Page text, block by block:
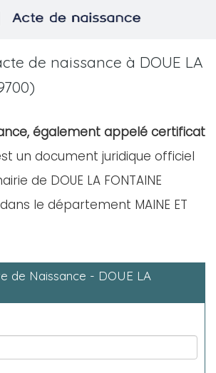
de naissance à DOUE LA
également appelé certificat
un document juridique officiel
de DOUE LA FONTAINE
le département MAINE ET
de Naissance - DOUE LA